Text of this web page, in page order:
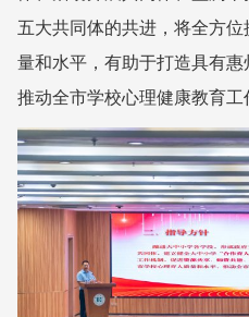
五大共同体的共进，将全方
量和水平，有助于打造具有惠
推动全市学校心理健康教育工